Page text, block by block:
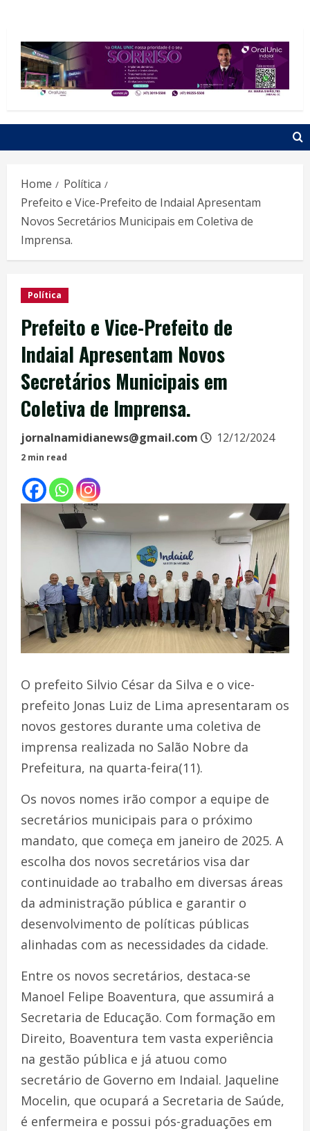
Home
Política
Prefeito e Vice-Prefeito de Indaial Apresentam
Novos Secretários Municipais em Coletiva de
Imprensa.
Política
Prefeito e Vice-Prefeito de
Indaial Apresentam Novos
Secretários Municipais em
Coletiva de Imprensa.
jornalnamidianews@gmail.com 12/12/2024
2 min read
O prefeito Silvio César da Silva e o vice-
prefeito Jonas Luiz de Lima apresentaram os
novos gestores durante uma coletiva de
imprensa realizada no Salão Nobre da
Prefeitura, na quarta-feira(11).
Os novos nomes irão compor a equipe de
secretários municipais para o próximo
mandato, que começa em janeiro de 2025. A
escolha dos novos secretários visa dar
continuidade ao trabalho em diversas áreas
da administração pública e garantir o
desenvolvimento de políticas públicas
alinhadas com as necessidades da cidade.
Entre os novos secretários, destaca-se
Manoel Felipe Boaventura, que assumirá a
Secretaria de Educação. Com formação em
Direito, Boaventura tem vasta experiência
na gestão pública e já atuou como
secretário de Governo em Indaial. Jaqueline
Mocelin, que ocupará a Secretaria de Saúde,
é enfermeira e possui pós-graduações em